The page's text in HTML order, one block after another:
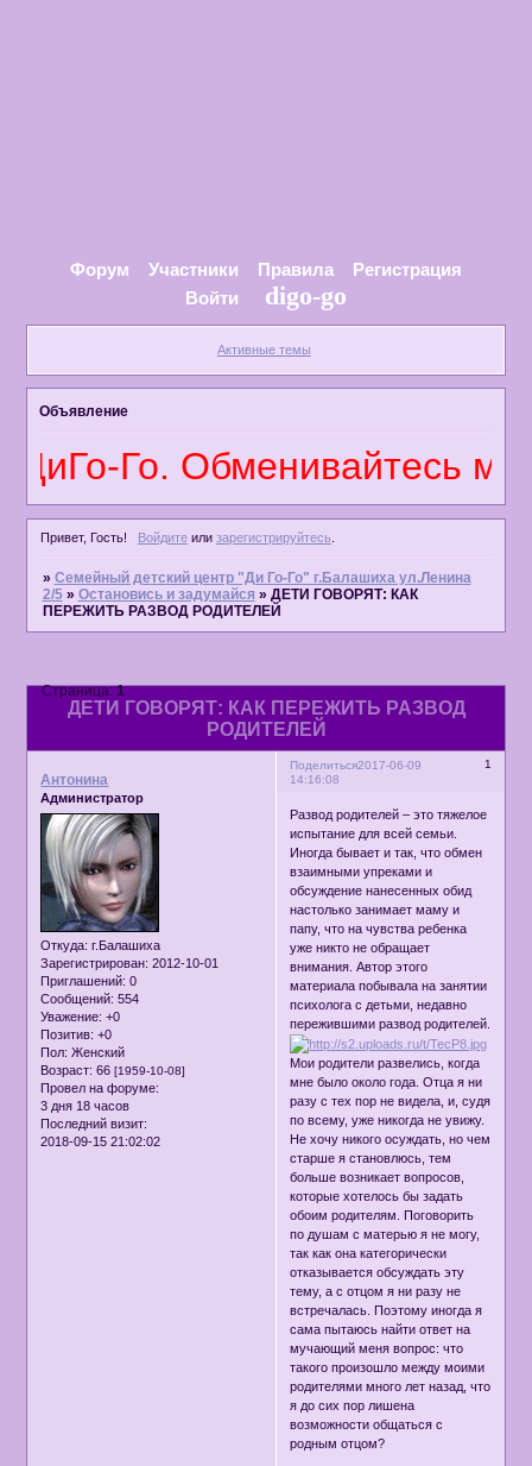
Форум Участники Правила
Регистрация
Войти
digo-go
Активные темы
Объявление
Го. Обменивайтесь
Привет, Гость! Войдитеили зарегистрируйтесь
» Семейный детский центр "Ди Го-Го" г.Балашиха ул.Ленина
2/5 » Остановись и задумайся » ДЕТИ ГОВОРЯТ: КАК
ПЕРЕЖИТЬ РАЗВОД РОДИТЕЛЕЙ
ДЕТИ ГОВОРЯТ: КАК ПЕРЕЖИТЬ РАЗВОД
РОДИТЕЛЕЙ
Страница:1
Поделиться 1
2017-06-09
14:16:08
Антонина
Администратор
Откуда: г.Балашиха
Зарегистрирован: 2012-10-01
Приглашений: 0
Сообщений: 554
Уважение: +0
Позитив: +0
Пол: Женский
Возраст: 66[1959-10-08]
Провел на форуме:
3 дня 18 часов
Последний визит:
2018-09-15 21:02:02
Развод родителей – это тяжелое
испытание для всей семьи.
Иногда бывает и так, что обмен
взаимными упреками и
обсуждение нанесенных обид
настолько занимает маму и
папу, что на чувства ребенка
уже никто не обращает
внимания. Автор этого
материала побывала на занятии
психолога с детьми, недавно
пережившими развод родителей.
Мои родители развелись, когда
мне было около года. Отца я ни
разу с тех пор не видела, и, судя
по всему, уже никогда не увижу.
Не хочу никого осуждать, но чем
старше я становлюсь, тем
больше возникает вопросов,
которые хотелось бы задать
обоим родителям. Поговорить
по душам с матерью я не могу,
так как она категорически
отказывается обсуждать эту
тему, а с отцом я ни разу не
встречалась. Поэтому иногда я
сама пытаюсь найти ответ на
мучающий меня вопрос: что
такого произошло между моими
родителями много лет назад, что
я до сих пор лишена
возможности общаться с
родным отцом?